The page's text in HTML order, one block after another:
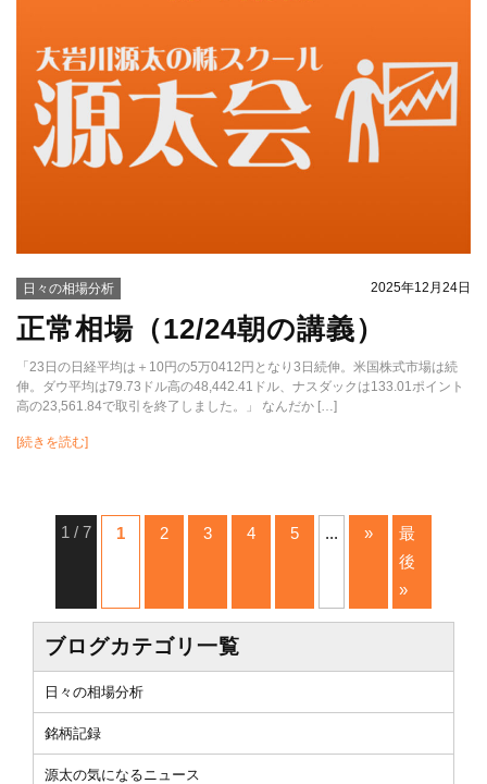
日々の相場分析 2025年12月24日
正常相場（12/24朝の講義）
「23日の日経平均は＋10円の5万0412円となり3日続伸。米国株式市場は続
伸。ダウ平均は79.73ドル高の48,442.41ドル、ナスダックは133.01ポイント
高の23,561.84で取引を終了しました。」 なんだか […]
[続きを読む]
1 / 7 1 2 3 4 5 ... »
最
後
»
ブログカテゴリ一覧
日々の相場分析
銘柄記録
源太の気になるニュース